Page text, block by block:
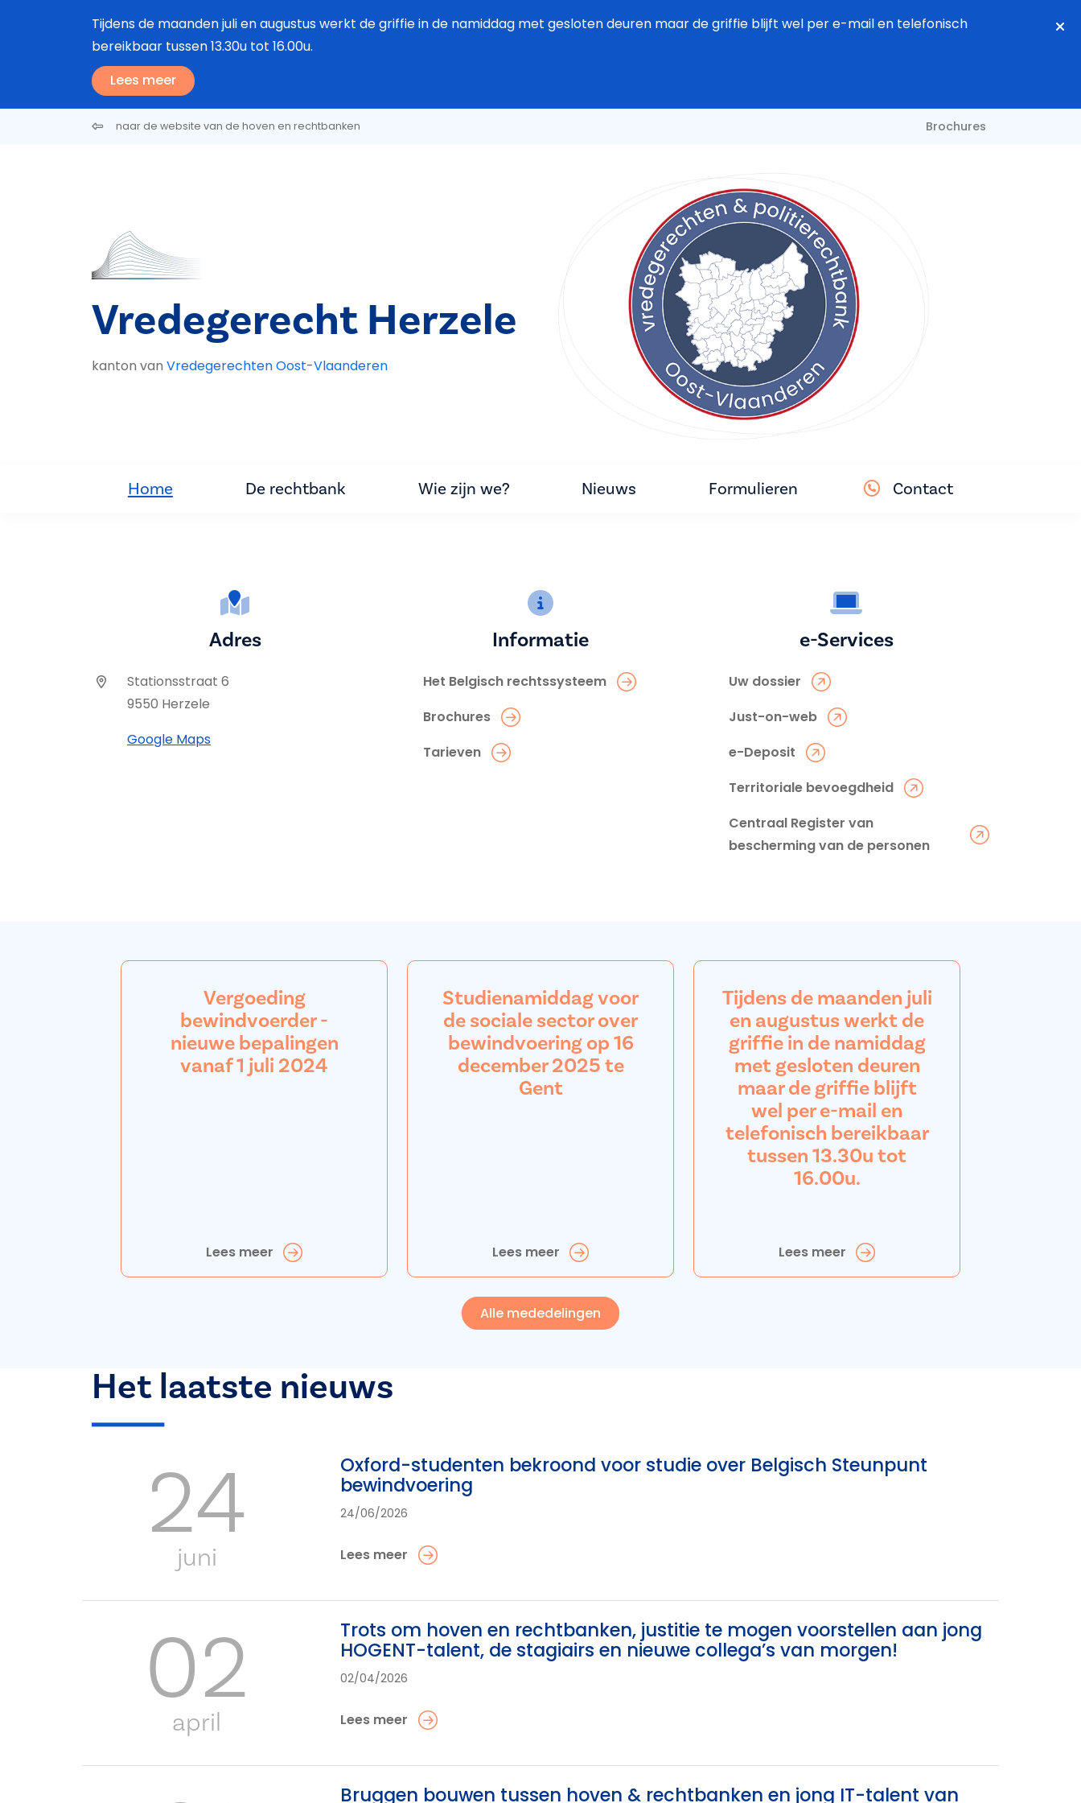
Tijdens de maanden juli en augustus werkt de griffie in de namiddag met gesloten deuren maar de griffie blijft wel per e-mail en telefonisch
bereikbaar tussen 13.30u tot 16.00u.
Lees meer
naar de website van de hoven en rechtbanken Brochures
Vredegerecht Herzele
kanton van Vredegerechten Oost-Vlaanderen
Home De rechtbank Wie zijn we? Nieuws Formulieren Contact
Adres
Stationsstraat 6
9550 Herzele
Google Maps
Informatie
Het Belgisch rechtssysteem
Brochures
Tarieven
e-Services
Uw dossier
Just-on-web
e-Deposit
Territoriale bevoegdheid
Centraal Register van
bescherming van de personen
Vergoeding
bewindvoerder -
nieuwe bepalingen
vanaf 1 juli 2024
Lees meer
Studienamiddag voor
de sociale sector over
bewindvoering op 16
december 2025 te
Gent
Lees meer
Tijdens de maanden juli
en augustus werkt de
griffie in de namiddag
met gesloten deuren
maar de griffie blijft
wel per e-mail en
telefonisch bereikbaar
tussen 13.30u tot
16.00u.
Lees meer
Alle mededelingen
Het laatste nieuws
24
juni
Oxford-studenten bekroond voor studie over Belgisch Steunpunt
bewindvoering
24/06/2026
Lees meer
02
april
Trots om hoven en rechtbanken, justitie te mogen voorstellen aan jong
HOGENT-talent, de stagiairs en nieuwe collega’s van morgen!
02/04/2026
Lees meer
Bruggen bouwen tussen hoven & rechtbanken en jong IT-talent van